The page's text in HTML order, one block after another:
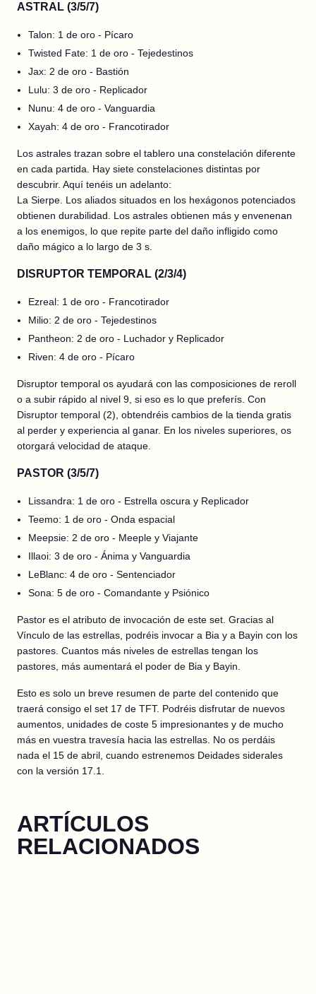
ASTRAL (3/5/7)
Talon: 1 de oro - Pícaro
Twisted Fate: 1 de oro - Tejedestinos
Jax: 2 de oro - Bastión
Lulu: 3 de oro - Replicador
Nunu: 4 de oro - Vanguardia
Xayah: 4 de oro - Francotirador
Los astrales trazan sobre el tablero una constelación diferente
en cada partida. Hay siete constelaciones distintas por
descubrir. Aquí tenéis un adelanto:
La Sierpe. Los aliados situados en los hexágonos potenciados
obtienen durabilidad. Los astrales obtienen más y envenenan
a los enemigos, lo que repite parte del daño infligido como
daño mágico a lo largo de 3 s.
DISRUPTOR TEMPORAL (2/3/4)
Ezreal: 1 de oro - Francotirador
Milio: 2 de oro - Tejedestinos
Pantheon: 2 de oro - Luchador y Replicador
Riven: 4 de oro - Pícaro
Disruptor temporal os ayudará con las composiciones de reroll
o a subir rápido al nivel 9, si eso es lo que preferís. Con
Disruptor temporal (2), obtendréis cambios de la tienda gratis
al perder y experiencia al ganar. En los niveles superiores, os
otorgará velocidad de ataque.
PASTOR (3/5/7)
Lissandra: 1 de oro - Estrella oscura y Replicador
Teemo: 1 de oro - Onda espacial
Meepsie: 2 de oro - Meeple y Viajante
Illaoi: 3 de oro - Ánima y Vanguardia
LeBlanc: 4 de oro - Sentenciador
Sona: 5 de oro - Comandante y Psiónico
Pastor es el atributo de invocación de este set. Gracias al
Vínculo de las estrellas, podréis invocar a Bia y a Bayin con los
pastores. Cuantos más niveles de estrellas tengan los
pastores, más aumentará el poder de Bia y Bayin.
Esto es solo un breve resumen de parte del contenido que
traerá consigo el set 17 de TFT. Podréis disfrutar de nuevos
aumentos, unidades de coste 5 impresionantes y de mucho
más en vuestra travesía hacia las estrellas. No os perdáis
nada el 15 de abril, cuando estrenemos Deidades siderales
con la versión 17.1.
ARTÍCULOS
RELACIONADOS